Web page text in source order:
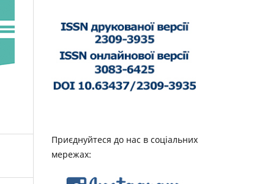
Приєднуйтеся до нас в соціальних
мережах: